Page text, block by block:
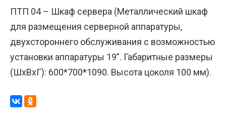
ПТП 04 – Шкаф сервера (Металлический шкаф
для размещения серверной аппаратуры,
двухстороннего обслуживания с возможностью
установки аппаратуры 19”. Габаритные размеры
(ШхВхГ): 600*700*1090. Высота цоколя 100 мм).